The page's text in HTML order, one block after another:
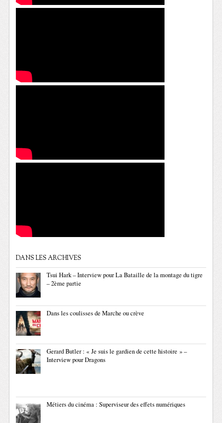
DANS LES ARCHIVES
Tsui Hark – Interview pour La Bataille de la montage du tigre
– 2ème partie
Dans les coulisses de Marche ou crève
Gerard Butler : « Je suis le gardien de cette histoire » –
Interview pour Dragons
Métiers du cinéma : Superviseur des effets numériques